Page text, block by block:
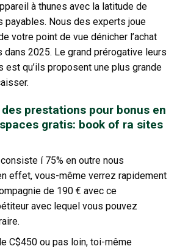
à thunes avec la latitude de
payables. Nous des experts joue
votre point de vue dénicher l’achat
dans 2025. Le grand prérogative leurs
est qu’ils proposent une plus grande
prestations pour bonus en
gratis: book of ra sites
í 75% en outre nous
effet, vous-même verrez rapidement
de 190 € avec ce
avec lequel vous pouvez
C$450 ou pas loin, toi-même